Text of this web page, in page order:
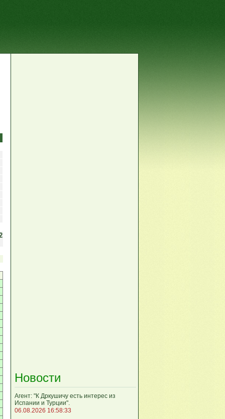
Новости
Агент: "К Дркушичу есть интерес из
Испании и Турции".
06.08.2026 16:58:33